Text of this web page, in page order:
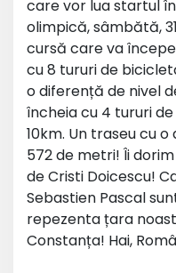
care vor lua startul
olimpică, sâmbătă,
cursă care va
cu 8 tururi de
o diferență de nivel
încheia cu 4 tururi
10km. Un traseu cu
572 de metri! Îi
de Cristi Doicescu!
Sebastien Pascal
repezenta țara
Constanța! Hai,